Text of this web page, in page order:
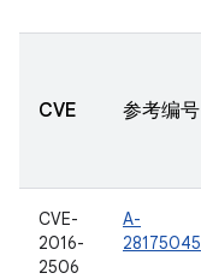
CVE 参考编号
CVE-
2016-
2506
A-
28175045